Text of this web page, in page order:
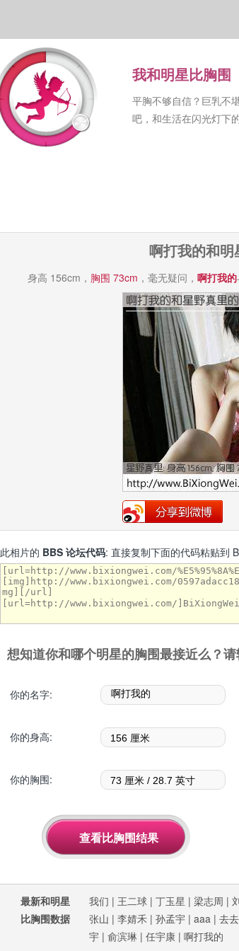
我和明星比胸围
平胸不够自信？巨乳不
吧，和生活在闪光灯下
啊打我的和
身高 156cm， 胸围 73cm ，毫无疑问， 啊打我的
此相片的 BBS 论坛代码: 直接复制下面的代码粘贴到
想知道你和哪个明星的胸围最接近么？请
你的名字:
你的身高:
你的胸围:
最新和明星
比胸围数据
我们 | 王二球 | 丁玉星 | 梁志周 |
张山 | 李婧禾 | 孙孟宇 | aaa | 去
宇 | 俞滨琳 | 任宇康 | 啊打我的